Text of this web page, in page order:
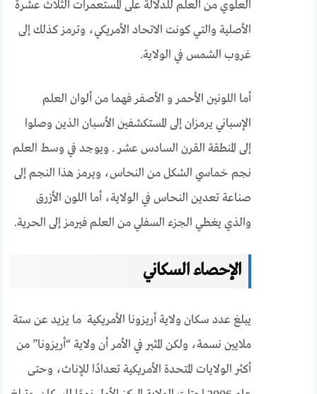
العلوي من العلم للدلالة على المستعمرات الثلاث عشرة
الأصلية والتي كونت الاتحاد الأمريكي، وترمز كذلك إلى
غروب الشمس في الولاية.
أما اللونين الأحمر و الأصفر فهما من ألوان العلم
الإسباني يرمزان إلى المستكشفين الأسبان الذين وصلوا
إلى المنطقة القرن السادس عشر . ويوجد في وسط العلم
نجم خماسي الشكل من النحاس، ويرمز هذا النجم إلى
صناعة تعدين النحاس في الولاية، أما اللون الأزرق
والذي يغطي الجزء السفلي من العلم فيرمز إلى الحرية.
الإحصاء السكاني
يبلغ عدد سكان ولاية أريزونا الأمريكية ما يزيد عن ستة
ملايين نسمة، ولكن المثير في الأمر أن ولاية “أريزونا” من
أكثر الولايات المتحدة الأمريكية تعدادًا للإناث، وحتى